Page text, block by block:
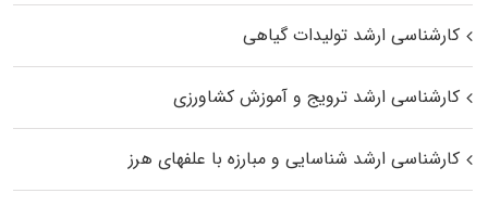
کارشناسی ارشد تولیدات گیاهی
کارشناسی ارشد ترویج و آموزش کشاورزی
کارشناسی ارشد شناسایی و مبارزه با علفهای هرز